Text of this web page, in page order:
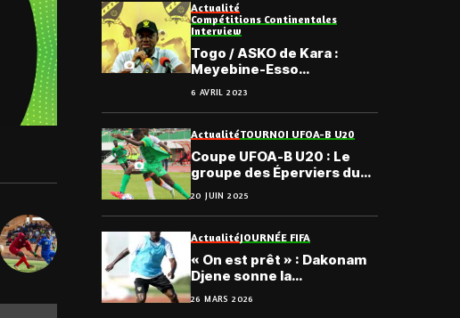
Actualité
Compétitions Continentales
Interview
Togo / ASKO de Kara :
Meyebine-Esso
Gnassingbé en interaction
avec la presse et les
internautes
6 AVRIL 2023
ActualitéTOURNOI UFOA-B U20
Coupe UFOA-B U20 : Le
groupe des Éperviers du
Togo
20 JUIN 2025
ActualitéJOURNÉE FIFA
« On est prêt » : Dakonam
Djene sonne la
mobilisation avant la
Guinée
26 MARS 2026